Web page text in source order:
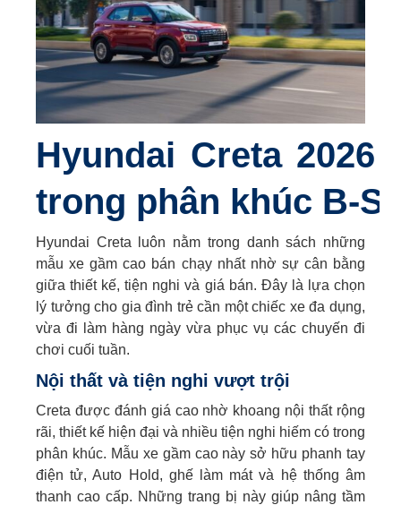
Hyundai Creta 2026
trong phân khúc B-
Hyundai Creta luôn nằm trong danh sách những
mẫu xe gầm cao bán chạy nhất nhờ sự cân bằng
giữa thiết kế, tiện nghi và giá bán. Đây là lựa chọn
lý tưởng cho gia đình trẻ cần một chiếc xe đa dụng,
vừa đi làm hàng ngày vừa phục vụ các chuyến đi
chơi cuối tuần.
Nội thất và tiện nghi vượt trội
Creta được đánh giá cao nhờ khoang nội thất rộng
rãi, thiết kế hiện đại và nhiều tiện nghi hiếm có trong
phân khúc. Mẫu xe gầm cao này sở hữu phanh tay
điện tử, Auto Hold, ghế làm mát và hệ thống âm
thanh cao cấp. Những trang bị này giúp nâng tầm